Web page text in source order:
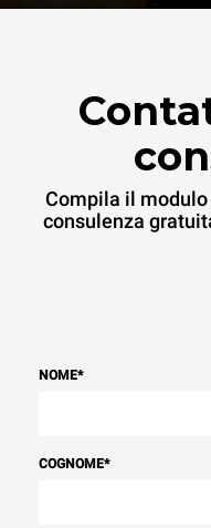
Compila il
consulenza
NOME*
COGNOME*